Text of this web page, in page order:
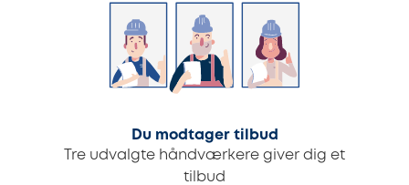
Du modtager tilbud
Tre udvalgte håndværkere giver dig et
tilbud